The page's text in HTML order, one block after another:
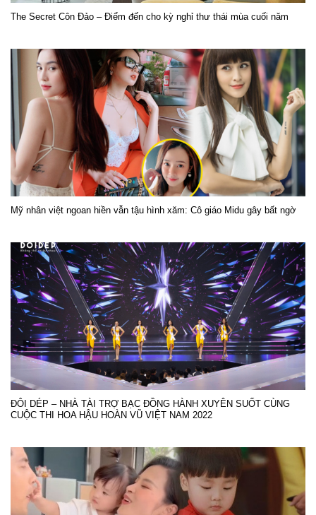
The Secret Côn Đảo – Điểm đến cho kỳ nghỉ thư thái mùa cuối năm
Mỹ nhân việt ngoan hiền vẫn tậu hình xăm: Cô giáo Midu gây bất ngờ
ĐÔI DÉP – NHÀ TÀI TRỢ BẠC ĐỒNG HÀNH XUYÊN SUỐT CÙNG
CUỘC THI HOA HẬU HOÀN VŨ VIỆT NAM 2022